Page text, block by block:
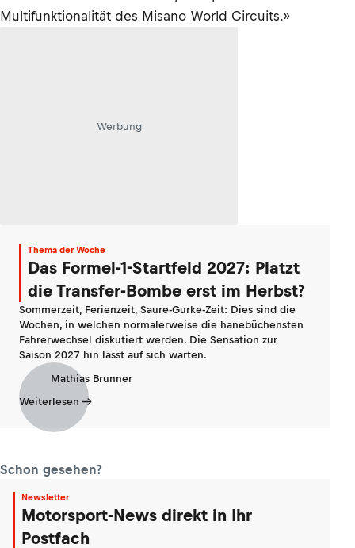
Multifunktionalität des Misano World Circuits.»
Werbung
Thema der Woche
Das Formel-1-Startfeld 2027: Platzt
die Transfer-Bombe erst im Herbst?
Sommerzeit, Ferienzeit, Saure-Gurke-Zeit: Dies sind die
Wochen, in welchen normalerweise die hanebüchensten
Fahrerwechsel diskutiert werden. Die Sensation zur
Saison 2027 hin lässt auf sich warten.
Mathias Brunner
Weiterlesen
Schon gesehen?
Newsletter
Motorsport-News direkt in Ihr
Postfach